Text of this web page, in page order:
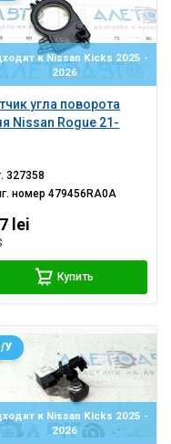
к Nissan Kicks 2025 -
2026
угла поворота
Nissan Rogue 21-
327358
номер479456RA0A
lei
Купить
к Nissan Kicks 2025 -
2026
У